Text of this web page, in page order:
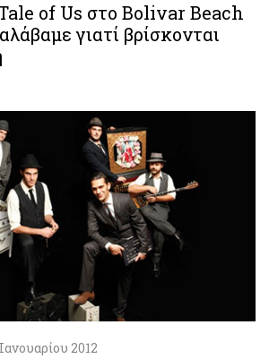
of Us στο Bolivar Beach
γιατί βρίσκονται
2012